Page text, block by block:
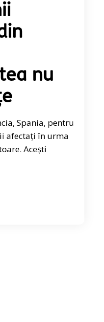
nu
Spania, pentru
afectați în urma
Acești